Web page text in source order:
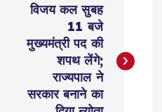
विजय कल सुबह
11 बजे
मुख्यमंत्री पद की
शपथ लेंगे;
राज्यपाल ने
सरकार बनाने का